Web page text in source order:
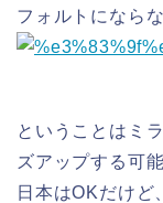
フォルトになら
ということはミ
ズアップする可能
日本はOKだけど